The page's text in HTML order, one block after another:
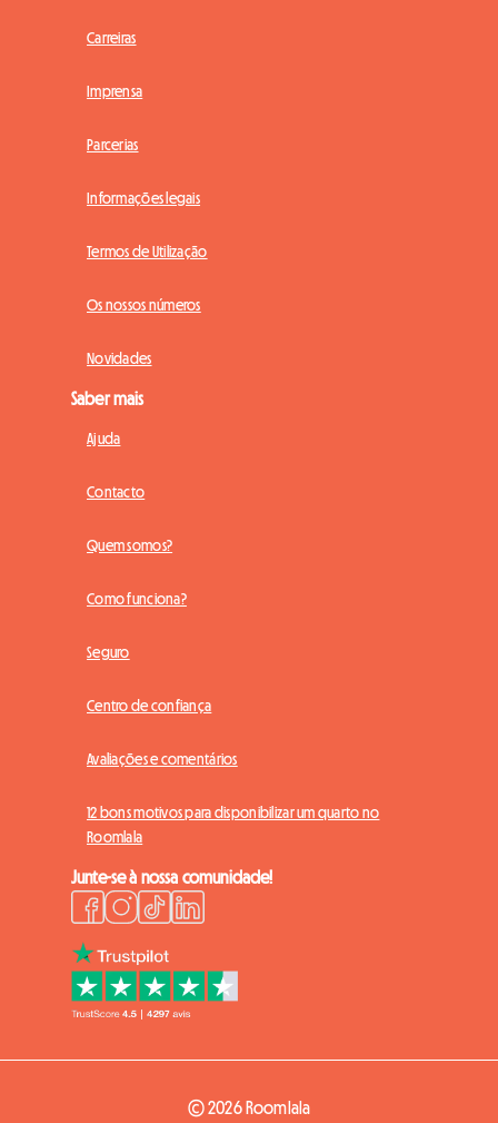
Carreiras
Imprensa
Parcerias
Informações legais
Termos de Utilização
Os nossos números
Novidades
Saber mais
Ajuda
Contacto
Quem somos?
Como funciona?
Seguro
Centro de confiança
Avaliações e comentários
12 bons motivos para disponibilizar um quarto no
Roomlala
Junte-se à nossa comunidade!
© 2026 Roomlala